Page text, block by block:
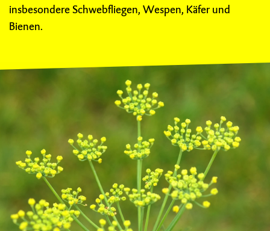
insbesondere Schwebfliegen, Wespen, Käfer und
Bienen.